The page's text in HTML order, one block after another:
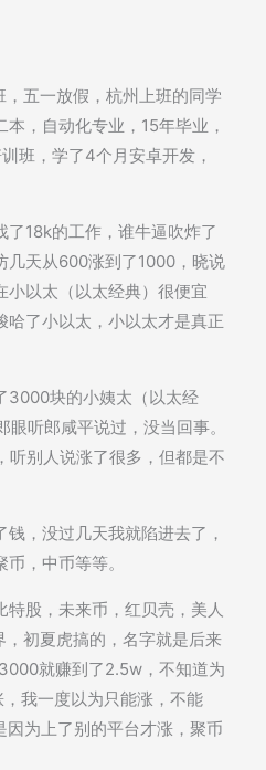
五一放假，杭州上班的同学
，自动化专业，15年毕业，
班，学了4个月安卓开发，
18k的工作，谁牛逼吹炸了
几天从600涨到了1000，晓说
以太（以太经典）很便宜
哈了小以太，小以太才是真正
3000块的小姨太（以太经
听郎咸平说过，没当回事。
听别人说涨了很多，但都是不
，没过几天我就陷进去了，
，中币等等。
股，未来币，红贝壳，美人
初夏虎搞的，名字就是后来
就赚到了2.5w，不知道为
我一度以为只能涨，不能
为上了别的平台才涨，聚币